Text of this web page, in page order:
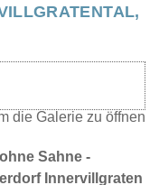
Sahne -
Innervillgraten